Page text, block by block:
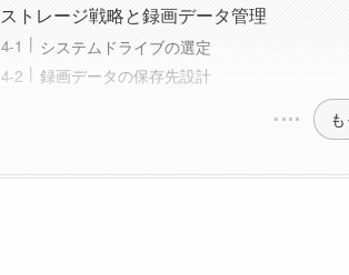
ストレージ戦略と録画データ管理
システムドライブの選定
録画データの保存先設計